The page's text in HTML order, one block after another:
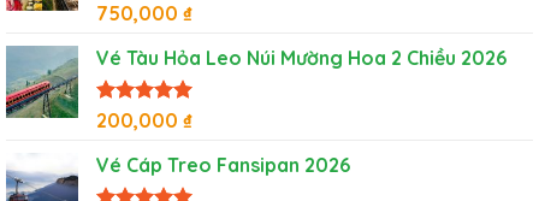
Được xếp
hạng
sao
750,000 ₫
Vé Tàu Hỏa Leo Núi Mường Hoa 2 Chiều 2026
Được xếp
hạng
sao
200,000 ₫
Vé Cáp Treo Fansipan 2026